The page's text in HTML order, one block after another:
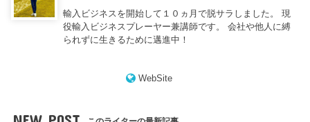
輸入ビジネスを開始して１０ヵ月で脱サラしました。 現
役輸入ビジネスプレーヤー兼講師です。 会社や他人に縛
られずに生きるために邁進中！
WebSite